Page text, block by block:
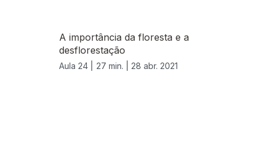
A importância da floresta e a
desflorestação
Aula 24 | 27 min. | 28 abr. 2021